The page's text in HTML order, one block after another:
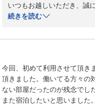
いつもお越しいただき、誠
在が、家族みんなで楽しい
2024-01-09
続きを読む
今回、初めて利用させて頂き
頂きました。働いてる方々の
ない部屋だったのが残念でした
また宿泊したいと思いました。